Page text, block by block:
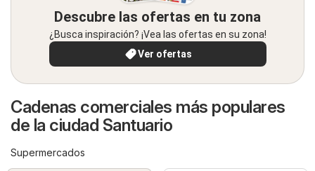
Descubre las ofertas en tu zona
¿Busca inspiración? ¡Vea las ofertas en su zona!
Ver ofertas
Cadenas comerciales más populares
de la ciudad Santuario
Supermercados